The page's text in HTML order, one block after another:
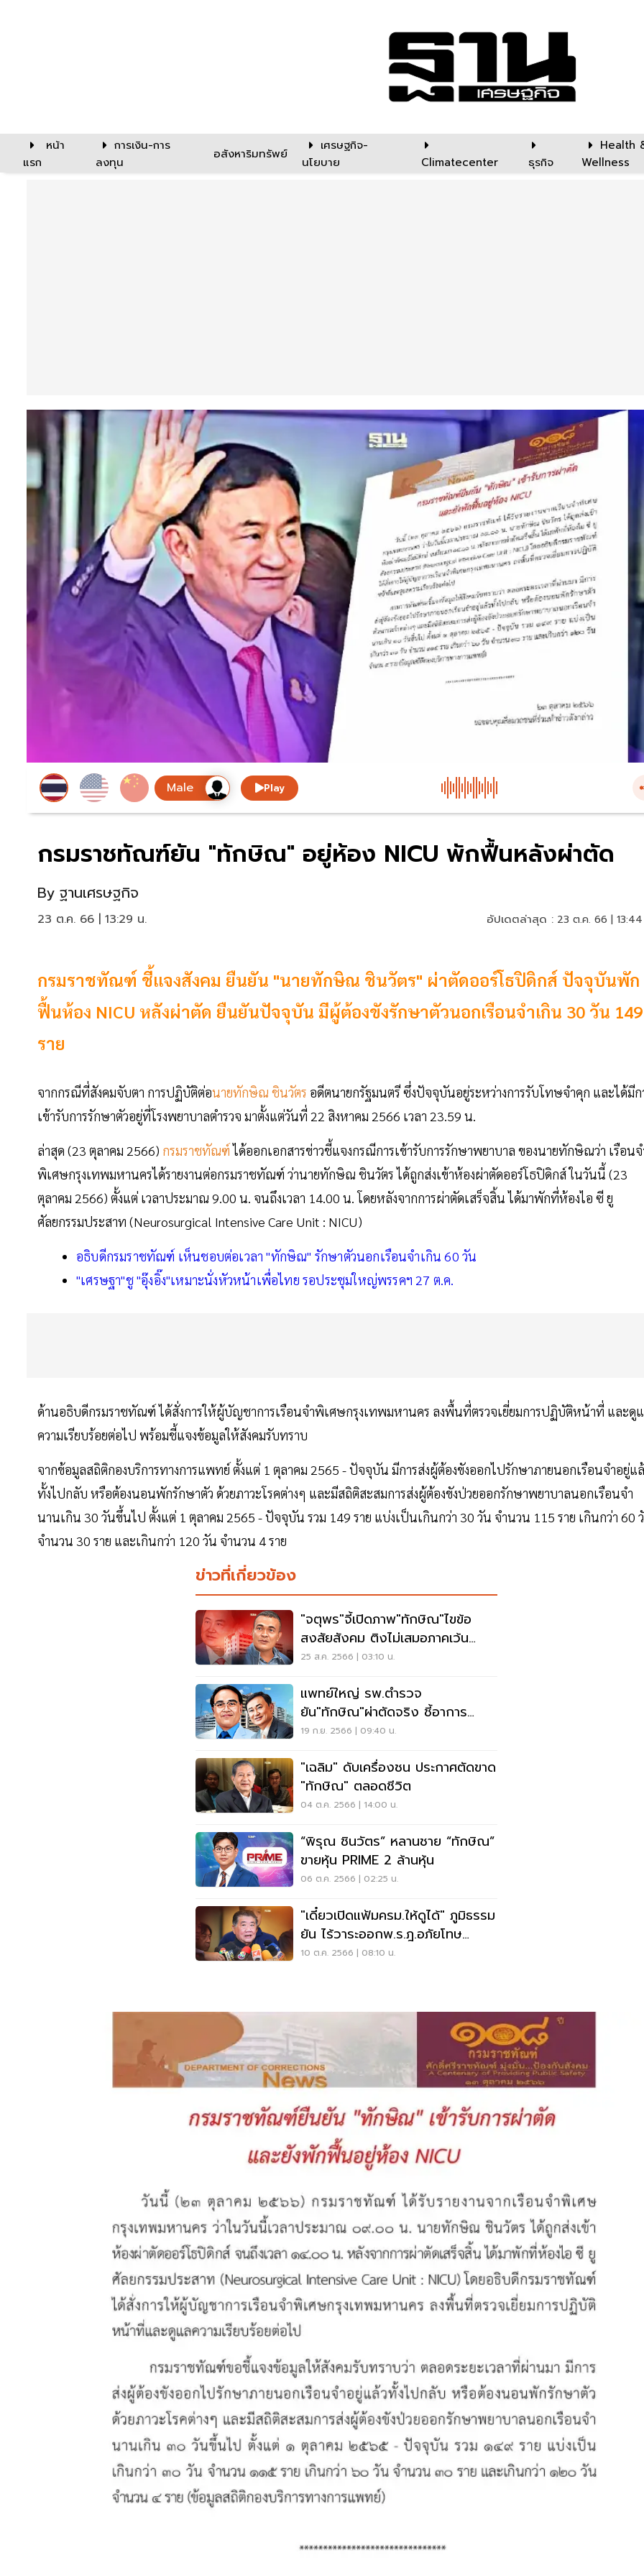
หน้า
แรก
การเงิน-การ
ลงทุน
อสังหาริมทรัพย์
เศรษฐกิจ-
นโยบาย
Climatecenter ธุรกิจ
Health
Wellness
Play
กรมราชทัณฑ์ยัน "ทักษิณ" อยู่ห้อง NICU พักฟื้นหลังผ่าตัด
By ฐานเศรษฐกิจ
23 ต.ค. 66 | 13:29 น. อัปเดตล่าสุด : 23 ต.ค. 66 |
กรมราชทัณฑ์ ชี้แจงสังคม ยืนยัน "นายทักษิณ ชินวัตร" ผ่าตัดออร์โธปิดิกส์ ปัจจุบันพัก
ฟื้นห้อง NICU หลังผ่าตัด ยืนยันปัจจุบัน มีผู้ต้องขังรักษาตัวนอกเรือนจำเกิน 30 วัน 149
ราย
จากกรณีที่สังคมจับตา การปฏิบัติต่อนายทักษิณ ชินวัตร อดีตนายกรัฐมนตรี ซึ่งปัจจุบันอยู่ระหว่างการรับโทษจำคุก และได้มีก
เข้ารับการรักษาตัวอยู่ที่โรงพยาบาลตำรวจ มาตั้งแต่วันที่ 22 สิงหาคม 2566 เวลา 23.59 น.
ล่าสุด (23 ตุลาคม 2566) กรมราชทัณฑ์ได้ออกเอกสารข่าวชี้แจงกรณีการเข้ารับการรักษาพยาบาล ของนายทักษิณว่า เรือน
พิเศษกรุงเทพมหานครได้รายงานต่อกรมราชทัณฑ์ ว่านายทักษิณ ชินวัตร ได้ถูกส่งเข้าห้องผ่าตัดออร์โธปิดิกส์ ในวันนี้ (23
ตุลาคม 2566) ตั้งแต่ เวลาประมาณ 9.00 น. จนถึงเวลา 14.00 น. โดยหลังจากการผ่าตัดเสร็จสิ้น ได้มาพักที่ห้องไอ ซี ยู
ศัลยกรรมประสาท (Neurosurgical Intensive Care Unit : NICU)
อธิบดีกรมราชทัณฑ์ เห็นชอบต่อเวลา "ทักษิณ" รักษาตัวนอกเรือนจำเกิน 60 วัน
"เศรษฐา"ชู "อุ๊งอิ๊ง"เหมาะนั่งหัวหน้าเพื่อไทย รอประชุมใหญ่พรรคฯ 27 ต.ค.
ด้านอธิบดีกรมราชทัณฑ์ ได้สั่งการให้ผู้บัญชาการเรือนจำพิเศษกรุงเทพมหานคร ลงพื้นที่ตรวจเยี่ยมการปฏิบัติหน้าที่ และดู
ความเรียบร้อยต่อไป พร้อมชี้แจงข้อมูลให้สังคมรับทราบ
จากข้อมูลสถิติกองบริการทางการแพทย์ ตั้งแต่ 1 ตุลาคม 2565 - ปัจจุบัน มีการส่งผู้ต้องขังออกไปรักษาภายนอกเรือนจำอยู่แ
ทั้งไปกลับ หรือต้องนอนพักรักษาตัว ด้วยภาวะโรคต่างๆ และมีสถิติสะสมการส่งผู้ต้องขังป่วยออกรักษาพยาบาลนอกเรือนจำ
นานเกิน 30 วันขึ้นไป ตั้งแต่ 1 ตุลาคม 2565 - ปัจจุบัน รวม 149 ราย แบ่งเป็นเกินกว่า 30 วัน จำนวน 115 ราย เกินกว่า 60
จำนวน 30 ราย และเกินกว่า 120 วัน จำนวน 4 ราย
ข่าวที่เกี่ยวข้อง
"จตุพร"จี้เปิดภาพ"ทักษิณ"ไขข้อ
สงสัยสังคม ติงไม่เสมอภาคเว้น
กล้อนผม
25 ส.ค. 2566 | 03:10 น.
แพทย์ใหญ่ รพ.ตำรวจ
ยัน"ทักษิณ"ผ่าตัดจริง ชี้อาการ
ปลอดภัย
19 ก.ย. 2566 | 09:40 น.
"เฉลิม" ดับเครื่องชน ประกาศตัดขาด
"ทักษิณ" ตลอดชีวิต
04 ต.ค. 2566 | 14:00 น.
“พิรุณ ชินวัตร” หลานชาย “ทักษิณ”
ขายหุ้น PRIME 2 ล้านหุ้น
06 ต.ค. 2566 | 02:25 น.
"เดี๋ยวเปิดแฟ้มครม.ให้ดูได้" ภูมิธรรม
ยัน ไร้วาระออกพ.ร.ฎ.อภัยโทษ
ทักษิณ
10 ต.ค. 2566 | 08:10 น.